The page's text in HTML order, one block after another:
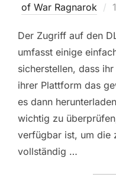
of War Ragnarok
Der Zugriff auf den
umfasst einige
sicherstellen, dass
ihrer Plattform das
es dann
wichtig zu
verfügbar ist, um die
vollständig …